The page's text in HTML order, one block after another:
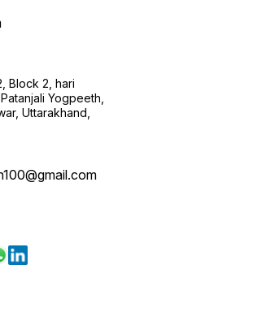
Block 2, hari
Yogpeeth,
Uttarakhand,